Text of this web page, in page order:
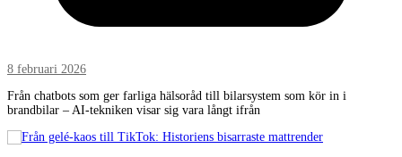
8 februari 2026
Från chatbots som ger farliga hälsoråd till bilarsystem som kör in i
brandbilar – AI-tekniken visar sig vara långt ifrån